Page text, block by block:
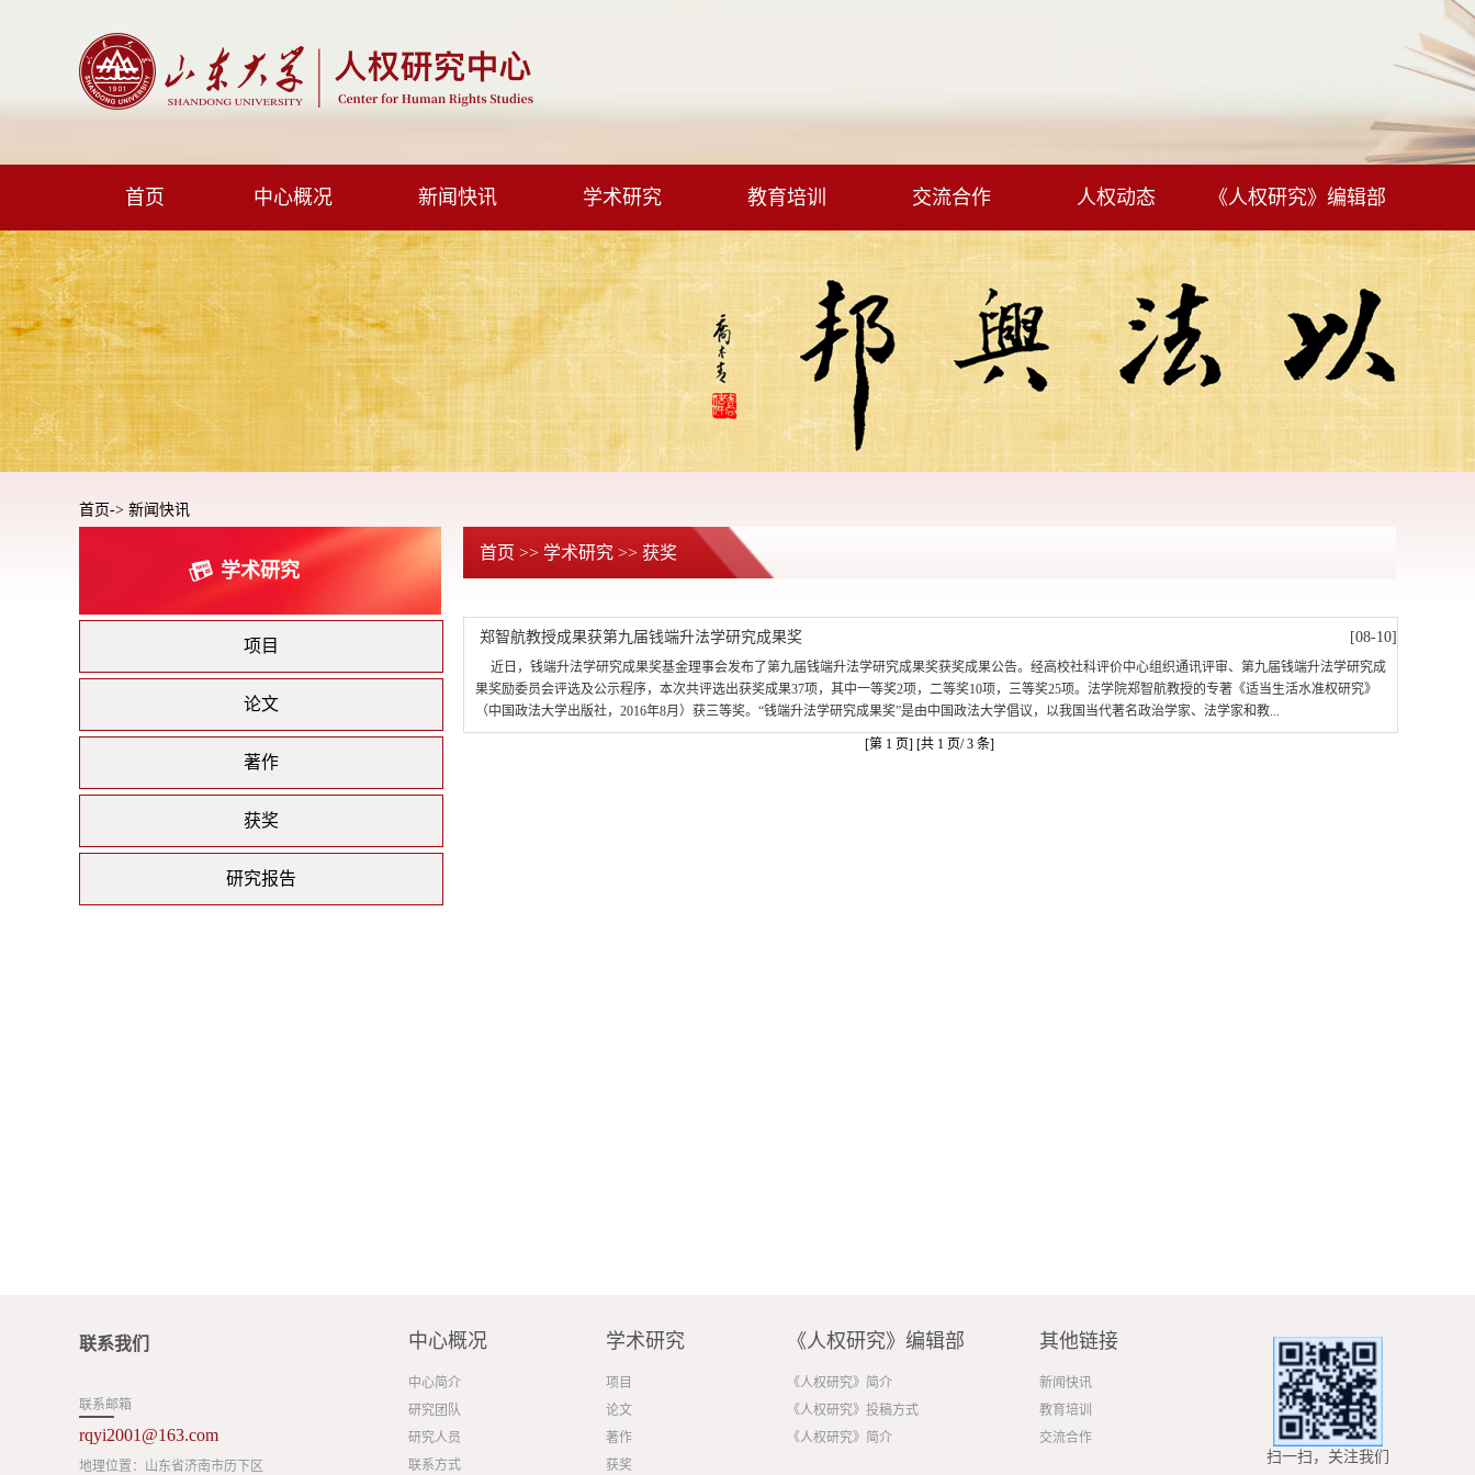
首页 中心概况 新闻快讯 学术研究 教育培训 交流合作 人权动态 《人权研究》编辑部
首页-> 新闻快讯
学术研究
项目
论文
著作
获奖
研究报告
首页 >> 学术研究 >> 获奖
郑智航教授成果获第九届钱端升法学研究成果奖 [08-10]
近日，钱端升法学研究成果奖基金理事会发布了第九届钱端升法学研究成果奖获奖成果公告。经高校社科评价中心组织通讯评审、第九届钱端升法学研究成
果奖励委员会评选及公示程序，本次共评选出获奖成果37项，其中一等奖2项，二等奖10项，三等奖25项。法学院郑智航教授的专著《适当生活水准权研究》
（中国政法大学出版社，2016年8月）获三等奖。“钱端升法学研究成果奖”是由中国政法大学倡议，以我国当代著名政治学家、法学家和教...
[第 1 页] [共 1 页/ 3 条]
联系我们
联系邮箱
rqyi2001@163.com
地理位置：山东省济南市历下区
中心概况
中心简介
研究团队
研究人员
联系方式
学术研究
项目
论文
著作
获奖
《人权研究》编辑部
《人权研究》简介
《人权研究》投稿方式
《人权研究》简介
其他链接
新闻快讯
教育培训
交流合作
扫一扫，关注我们